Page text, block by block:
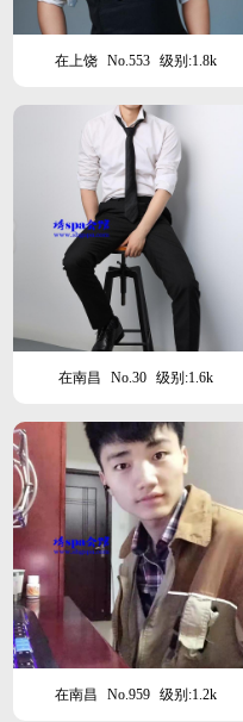
在上饶 No.553 级别:1.8k
在南昌 No.30 级别:1.6k
在南昌 No.959 级别:1.2k